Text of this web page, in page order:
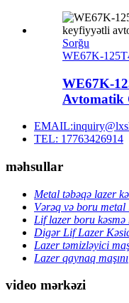
Sorğu
WE67K-
WE67K-
Avtomatik
TEL: 17763426914
məhsullar
Metal təbəqə lazer
Vərəq və boru metal
Lif lazer boru kəsmə
Digər Lif Lazer
Lazer təmizləyici
Lazer qaynaq maşını
video mərkəzi